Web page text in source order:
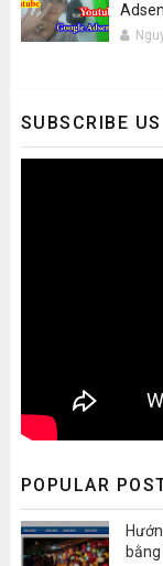
SUBSCRIBE US
POPULAR